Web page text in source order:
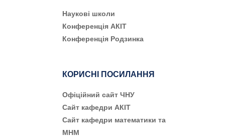
Наукові школи
Конференція АКІТ
Конференція Родзинка
КОРИСНІ ПОСИЛАННЯ
Офіційний сайт ЧНУ
Сайт кафедри АКІТ
Сайт кафедри математики та
МНМ